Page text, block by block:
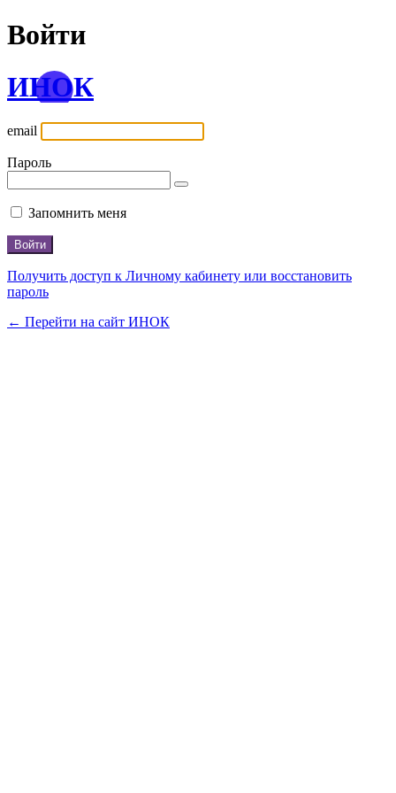
Войти
ИНОК
email
Пароль
Запомнить меня
Получить доступ к Личному кабинету или восстановить
пароль
← Перейти на сайт ИНОК